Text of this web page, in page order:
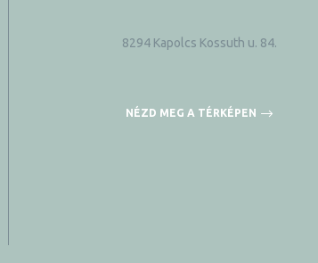
8294 Kapolcs Kossuth u. 84.
NÉZD MEG A TÉRKÉPEN